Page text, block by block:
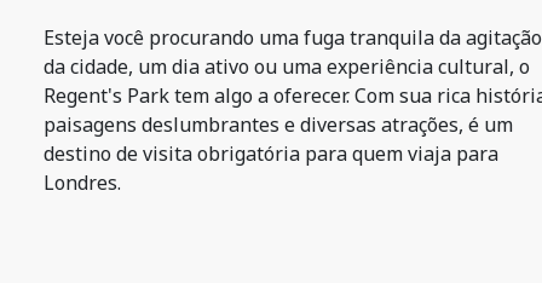
Esteja você procurando uma fuga tranquila da agitação
da cidade, um dia ativo ou uma experiência cultural, o
Regent's Park tem algo a oferecer. Com sua rica
paisagens deslumbrantes e diversas atrações, é um
destino de visita obrigatória para quem viaja para
Londres.